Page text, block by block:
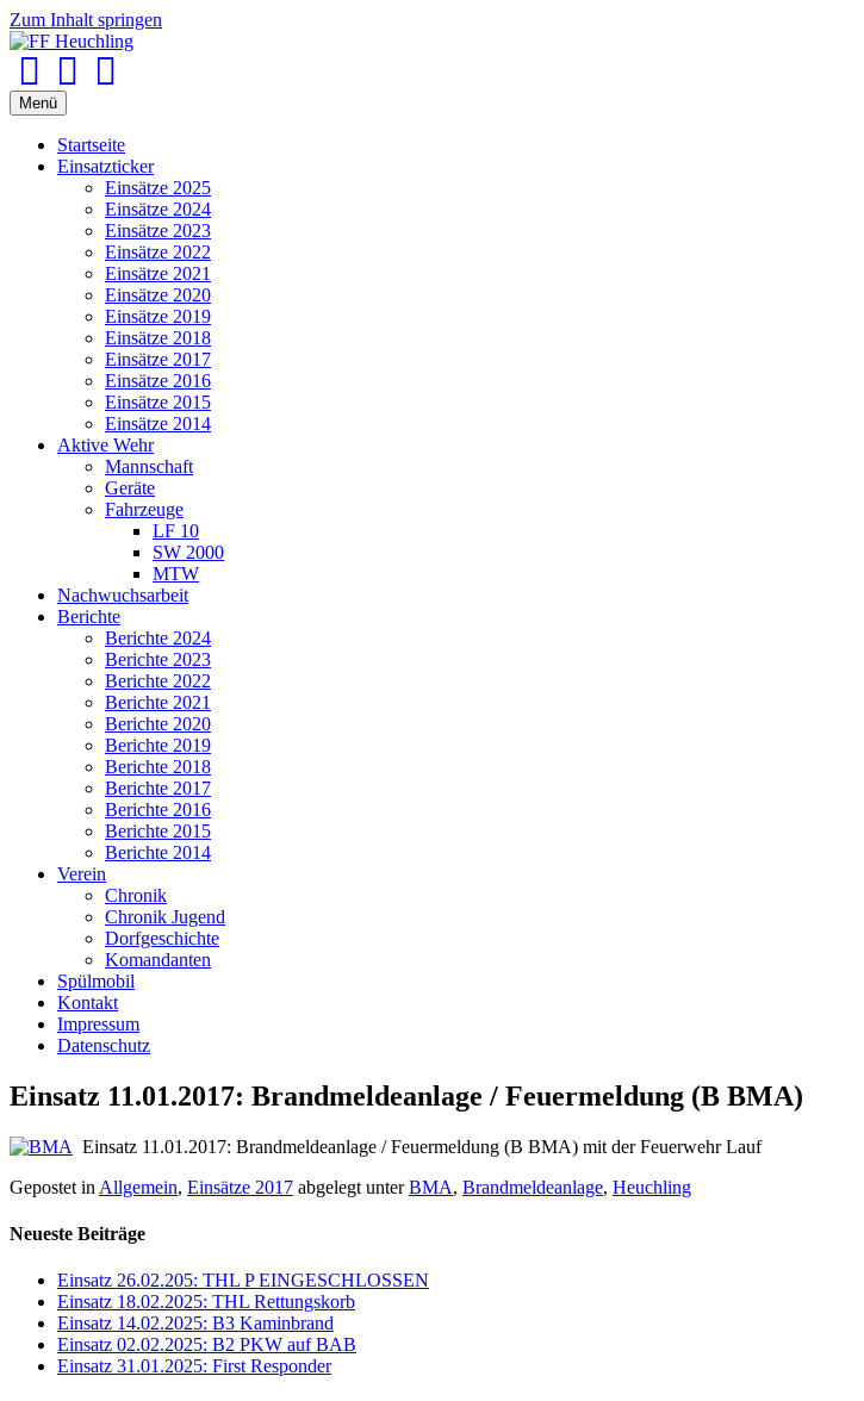
Zum Inhalt springen
Menü
Startseite
Einsatzticker
Einsätze 2025
Einsätze 2024
Einsätze 2023
Einsätze 2022
Einsätze 2021
Einsätze 2020
Einsätze 2019
Einsätze 2018
Einsätze 2017
Einsätze 2016
Einsätze 2015
Einsätze 2014
Aktive Wehr
Mannschaft
Geräte
Fahrzeuge
LF 10
SW 2000
MTW
Nachwuchsarbeit
Berichte
Berichte 2024
Berichte 2023
Berichte 2022
Berichte 2021
Berichte 2020
Berichte 2019
Berichte 2018
Berichte 2017
Berichte 2016
Berichte 2015
Berichte 2014
Verein
Chronik
Chronik Jugend
Dorfgeschichte
Komandanten
Spülmobil
Kontakt
Impressum
Datenschutz
Einsatz 11.01.2017: Brandmeldeanlage / Feuermeldung (B BMA)
Einsatz 11.01.2017: Brandmeldeanlage / Feuermeldung (B BMA) mit der Feuerwehr Lauf
Gepostet in Allgemein, Einsätze 2017 abgelegt unterBMA, Brandmeldeanlage, Heuchling
Neueste Beiträge
Einsatz 26.02.205: THL P EINGESCHLOSSEN
Einsatz 18.02.2025: THL Rettungskorb
Einsatz 14.02.2025: B3 Kaminbrand
Einsatz 02.02.2025: B2 PKW auf BAB
Einsatz 31.01.2025: First Responder